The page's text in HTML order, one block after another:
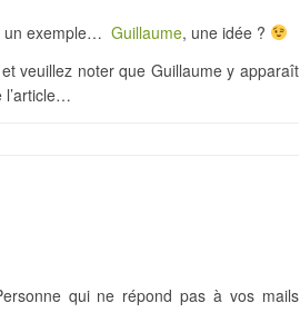
un exemple… Guillaume, une idée ?
veuillez noter que Guillaume y apparaît
l’article…
qui ne répond pas à vos mails